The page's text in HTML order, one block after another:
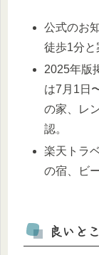
公式のお
徒歩1分と
2025年版
は7月1日
の家、レ
認。
楽天トラ
の宿、ビ
良いと